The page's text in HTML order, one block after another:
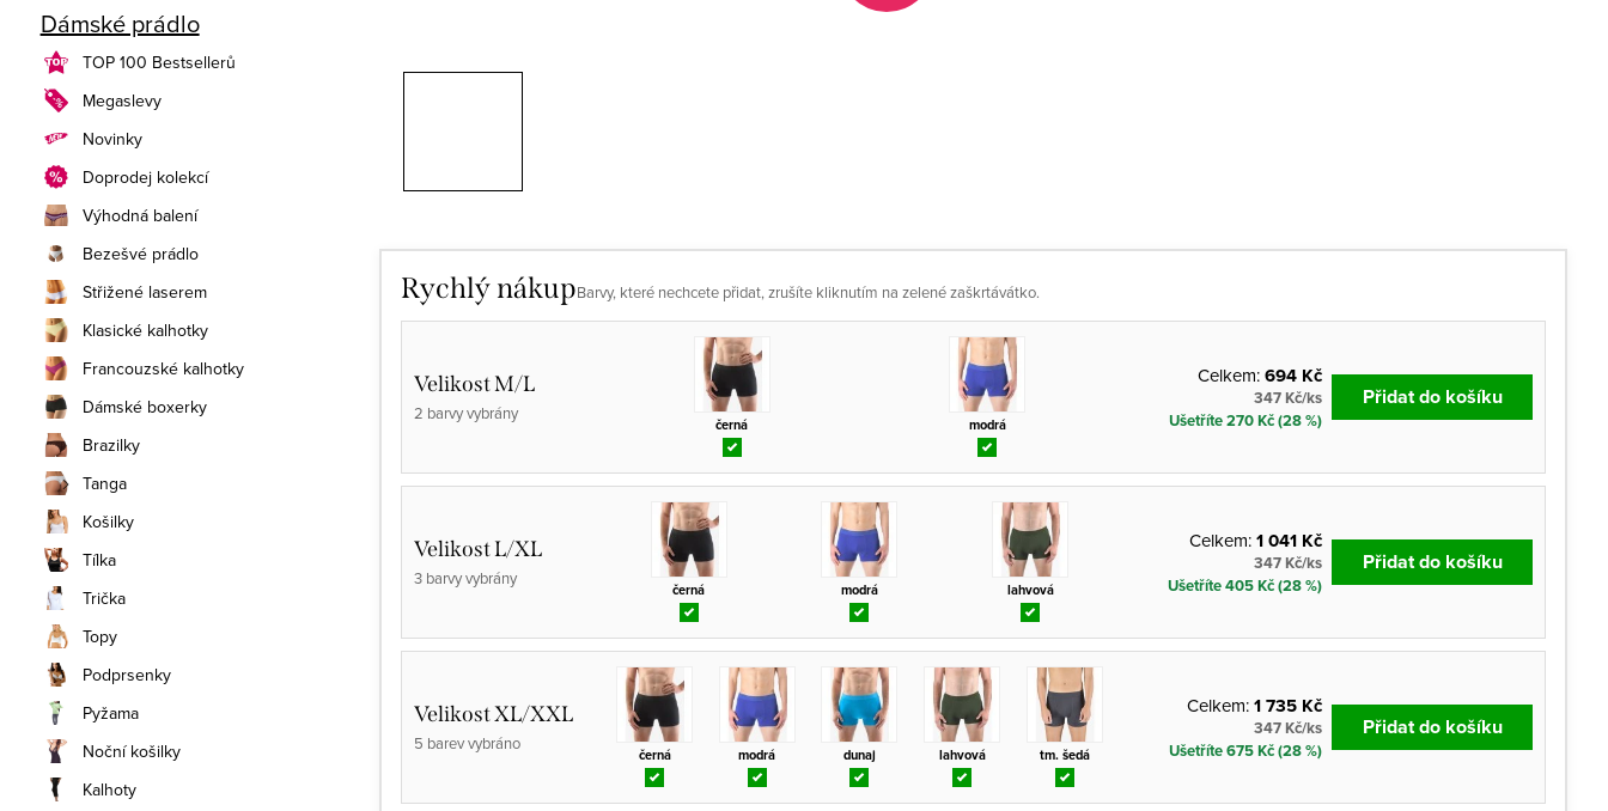
Dámské prádlo
TOP 100 Bestsellerů
Megaslevy
Novinky
Doprodej kolekcí
Výhodná balení
Bezešvé prádlo
Střižené laserem
Klasické kalhotky
Francouzské kalhotky
Dámské boxerky
Brazilky
Tanga
Košilky
Tílka
Trička
Topy
Podprsenky
Pyžama
Noční košilky
Kalhoty
Rychlý nákupBarvy, které nechcete přidat, zrušíte kliknutím na zelené zaškrtávátko.
Velikost M/L
2 barvy vybrány
černá modrá
Celkem:694 Kč
347 Kč/ks
Ušetříte 270 Kč (28 %)
Přidat do košíku
Velikost L/XL
3 barvy vybrány
černá modrá lahvová
Celkem:1 041 Kč
347 Kč/ks
Ušetříte 405 Kč (28 %)
Přidat do košíku
Velikost XL/XXL
5 barev vybráno
černá modrá dunaj lahvová tm. šedá
Celkem:1 735 Kč
347 Kč/ks
Ušetříte 675 Kč (28 %)
Přidat do košíku